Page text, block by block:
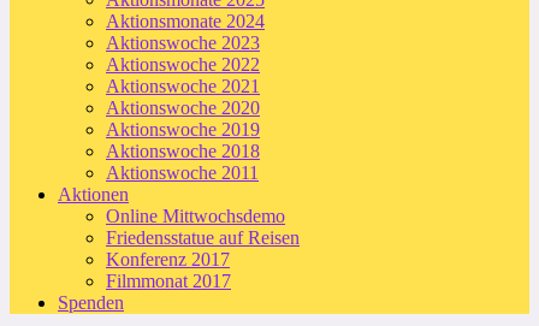
Aktionsmonate 2024
Aktionswoche 2023
Aktionswoche 2022
Aktionswoche 2021
Aktionswoche 2020
Aktionswoche 2019
Aktionswoche 2018
Aktionswoche 2011
Aktionen
Online Mittwochsdemo
Friedensstatue auf Reisen
Konferenz 2017
Filmmonat 2017
Spenden